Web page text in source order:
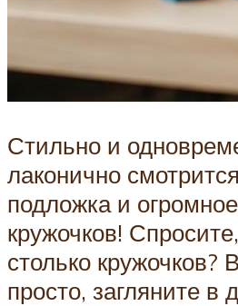
Стильно и
лаконично
подложка и
кружочков!
столько кружочков?
просто, загляните в